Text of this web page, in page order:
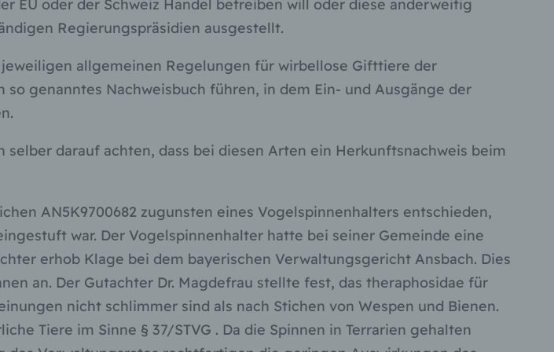
EU oder der Schweiz Handel betreiben will oder diese anderweitig
Regierungspräsidien ausgestellt.
allgemeinen Regelungen für wirbellose Gifttiere der
genanntes Nachweisbuch führen, in dem Ein- und Ausgänge der
darauf achten, dass bei diesen Arten ein Herkunftsnachweis beim
AN5K9700682 zugunsten eines Vogelspinnenhalters entschieden,
war. Der Vogelspinnenhalter hatte bei seiner Gemeinde eine
erhob Klage bei dem bayerischen Verwaltungsgericht Ansbach. Dies
an. Der Gutachter Dr. Magdefrau stellte fest, das theraphosidae für
nicht schlimmer sind als nach Stichen von Wespen und Bienen.
Tiere im Sinne § 37/STVG . Da die Spinnen in Terrarien gehalten
darin besteht, dass diese
werden, um bestimmte
auf eine natürliche Person beziehen,
um Aspekte bezüglich Arbeitsleistung,
persönlicher Vorlieben, Interessen,
oder vorherzusagen.
personenbezogener Daten
nicht mehr einer
zugeordnet werden können, sofern
Maßnahmen unterliegen, die
Daten nicht einer